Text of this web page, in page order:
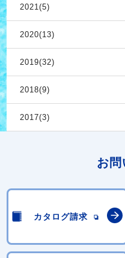
2021(5)
2020(13)
2019(32)
2018(9)
2017(3)
お問
カタログ請求